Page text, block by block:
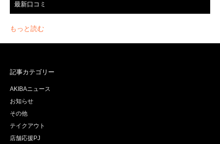
最新口コミ
もっと読む
記事カテゴリー
AKIBAニュース
お知らせ
その他
テイクアウト
店舗応援PJ